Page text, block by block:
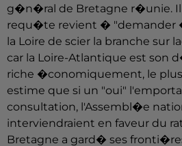
g�n�ral de Bretagne r�unie.
requ�te revient � "demander
la Loire de scier la branche sur
car la Loire-Atlantique est son
riche �conomiquement, le plus
estime que si un "oui"
consultation, l'Assembl�e
interviendraient en faveur du
Bretagne a gard� ses